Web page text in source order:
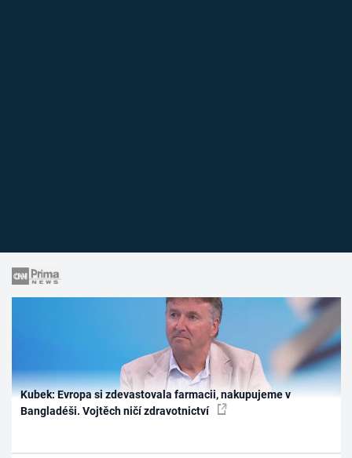
Kubek: Evropa si zdevastovala farmacii, nakupujeme v
Bangladéši. Vojtěch ničí zdravotnictví